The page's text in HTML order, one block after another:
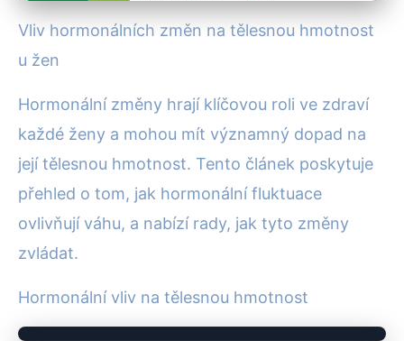
Hormony a váha: Jak zvládnout
změny v těle ženy
Vliv hormonálních změn na tělesnou hmotnost
u žen
Hormonální změny hrají klíčovou roli ve zdraví
každé ženy a mohou mít významný dopad na
její tělesnou hmotnost. Tento článek poskytuje
přehled o tom, jak hormonální fluktuace
ovlivňují váhu, a nabízí rady, jak tyto změny
zvládat.
Hormonální vliv na tělesnou hmotnost